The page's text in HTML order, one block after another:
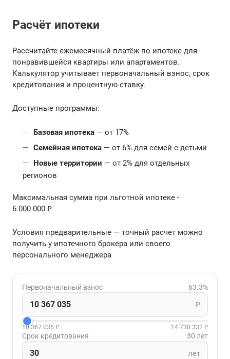
Расчёт ипотеки
Рассчитайте ежемесячный платёж по ипотеке для
понравившейся квартиры или апартаментов.
Калькулятор учитывает первоначальный взнос, срок
кредитования и процентную ставку.
Доступные программы:
Базовая ипотека — от 17%
Семейная ипотека — от 6% для семей с детьми
Новые территории — от 2% для отдельных
регионов
Максимальная сумма при льготной ипотеке -
6 000 000 ₽
Условия предварительные — точный расчет можно
получить у ипотечного брокера или своего
персонального менеджера
Первоначальный взнос 63.3%
₽
10 367 035 ₽ 14 730 332 ₽
Срок кредитования 30 лет
лет